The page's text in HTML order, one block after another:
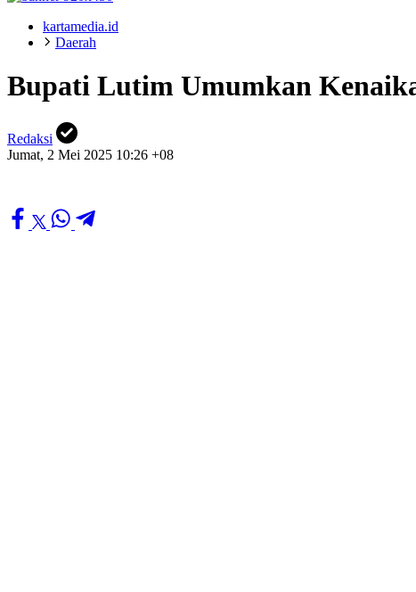
kartamedia.id
Daerah
Bupati Lutim Umumkan
Redaksi
Jumat, 2 Mei 2025 10:26 +08